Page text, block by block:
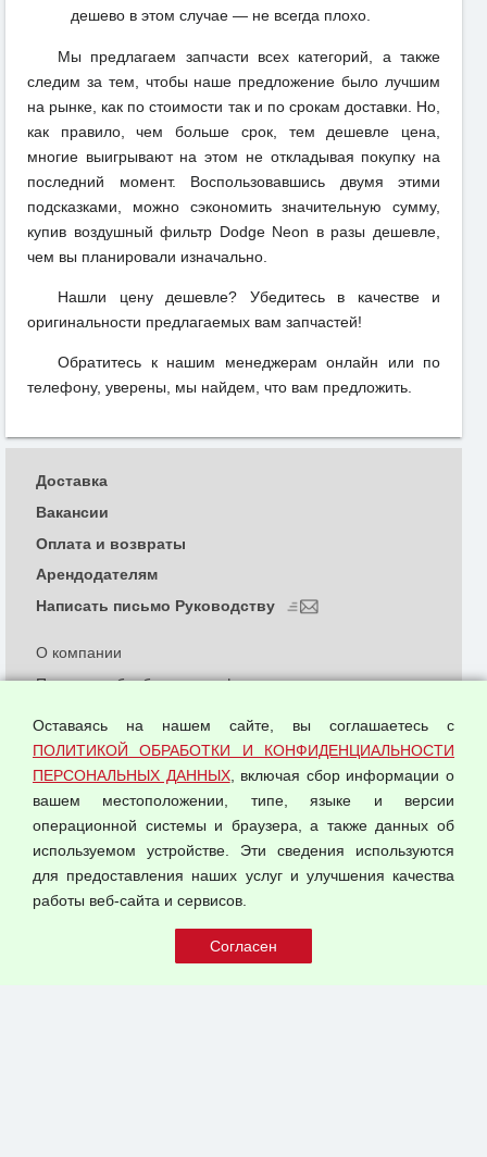
дешево в этом случае — не всегда плохо.
Мы предлагаем запчасти всех категорий, а также
следим за тем, чтобы наше предложение было лучшим
на рынке, как по стоимости так и по срокам доставки. Но,
как правило, чем больше срок, тем дешевле цена,
многие выигрывают на этом не откладывая покупку на
последний момент. Воспользовавшись двумя этими
подсказками, можно сэкономить значительную сумму,
купив воздушный фильтр Dodge Neon в разы дешевле,
чем вы планировали изначально.
Нашли цену дешевле? Убедитесь в качестве и
оригинальности предлагаемых вам запчастей!
Обратитесь к нашим менеджерам онлайн или по
телефону, уверены, мы найдем, что вам предложить.
© 2026 ООО "Феникс"
О компании
Политика обработки и конфиденциальности
Согласием на обработку персональных данных
Оферта оптовой купли-продажи
Публичная оферта
Доставка
Вакансии
Оплата и возвраты
Арендодателям
Написать письмо Руководству
Оставаясь на нашем сайте, вы соглашаетесь с
ПОЛИТИКОЙ ОБРАБОТКИ И КОНФИДЕНЦИАЛЬНОСТИ
ПЕРСОНАЛЬНЫХ ДАННЫХ, включая сбор информации о
вашем местоположении, типе, языке и версии
операционной системы и браузера, а также данных об
используемом устройстве. Эти сведения используются
для предоставления наших услуг и улучшения качества
работы веб-сайта и сервисов.